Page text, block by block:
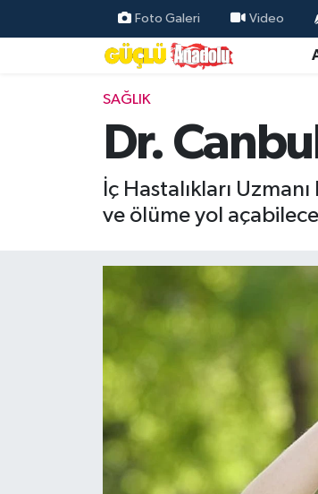
Foto Galeri Video
SAĞLIK
Dr.
İç Hastalıkları
ve ölüme yol
Özel Haber
Resmi İlanlar
Magazin
Burç Yorumları